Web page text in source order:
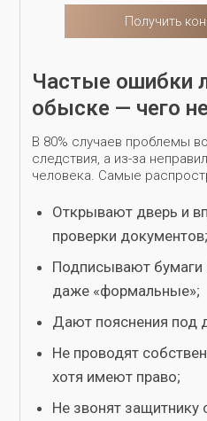
Получить
Частые ошибки
обыске — чего
В 80% случаев проблемы
следствия, а из-за
человека. Самые
Открывают дверь и
проверки документов;
Подписывают бумаги
даже «формальные»;
Дают пояснения под
Не проводят
хотя имеют право;
Не звонят защитнику